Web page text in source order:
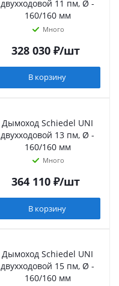
двухходовой 11 пм, Ø -
160/160 мм
Много
328 030₽/шт
В корзину
Дымоход Schiedel UNI
двухходовой 13 пм, Ø -
160/160 мм
Много
364 110₽/шт
В корзину
Дымоход Schiedel UNI
двухходовой 15 пм, Ø -
160/160 мм